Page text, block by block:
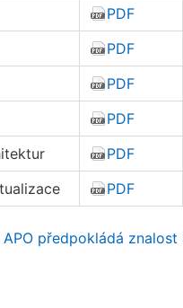
PDF
PDF
PDF
PDF
PDF
PDF
předpokládá